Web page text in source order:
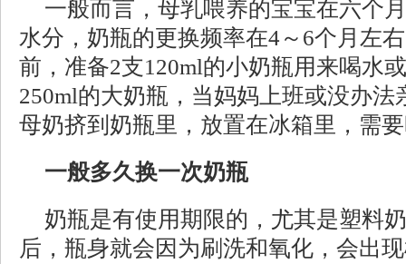
一般而言，母乳喂养的宝宝在六个
水分，奶瓶的更换频率在4～6个月左
前，准备2支120ml的小奶瓶用来喝水
250ml的大奶瓶，当妈妈上班或没办
母奶挤到奶瓶里，放置在冰箱里，需
一般多久换一次奶瓶
奶瓶是有使用期限的，尤其是塑料
后，瓶身就会因为刷洗和氧化，会出